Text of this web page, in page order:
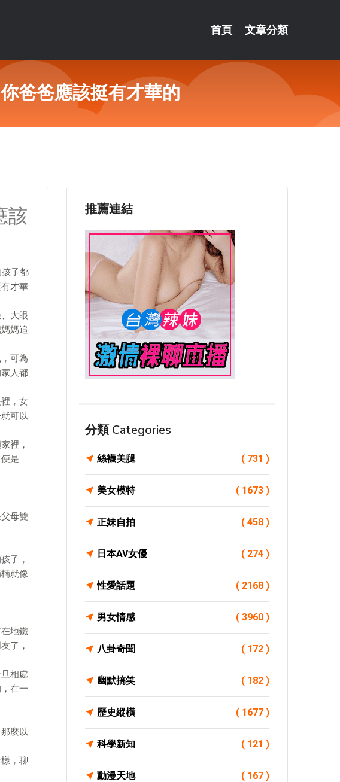
首頁 文章分類
爸爸應該挺有才華的
該
子都
才華
大眼
媽追
可為
人都
，女
可以
裡，
是
母雙
子，
就像
地鐵
了，
相處
在一
麼以
，聊
推薦連結
分類 Categories
絲襪美腿 ( 731 )
美女模特 ( 1673 )
正妹自拍 ( 458 )
日本AV女優 ( 274 )
性愛話題 ( 2168 )
男女情感 ( 3960 )
八卦奇聞 ( 172 )
幽默搞笑 ( 182 )
歷史縱橫 ( 1677 )
科學新知 ( 121 )
動漫天地 ( 167 )